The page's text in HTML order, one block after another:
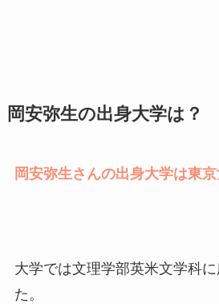
岡安弥生の出身大学は？
岡安弥生さんの出身大学は東京
大学では文理学部英米文学科
た。